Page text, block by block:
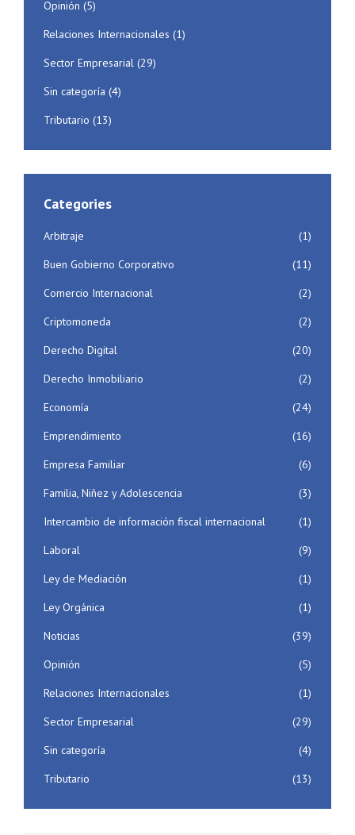
Opinión (5)
Relaciones Internacionales (1)
Sector Empresarial (29)
Sin categoría (4)
Tributario (13)
Categories
Arbitraje
(1)
Buen Gobierno Corporativo
(11)
Comercio Internacional
(2)
Criptomoneda
(2)
Derecho Digital
(20)
Derecho Inmobiliario
(2)
Economía
(24)
Emprendimiento
(16)
Empresa Familiar
(6)
Familia, Niñez y Adolescencia
(3)
Intercambio de información fiscal internacional
(1)
Laboral
(9)
Ley de Mediación
(1)
Ley Orgánica
(1)
Noticias
(39)
Opinión
(5)
Relaciones Internacionales
(1)
Sector Empresarial
(29)
Sin categoría
(4)
Tributario
(13)